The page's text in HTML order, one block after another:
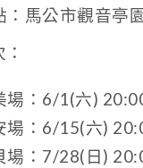
：馬公市觀音亭
場：6/1(六)
場：6/15(六)
場：7/28(日)